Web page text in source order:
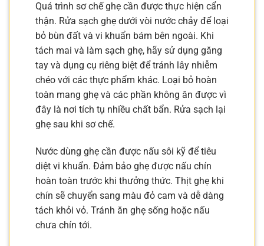
Quá trình sơ chế ghẹ cần được thực hiện cẩn
thận. Rửa sạch ghẹ dưới vòi nước chảy để loại
bỏ bùn đất và vi khuẩn bám bên ngoài. Khi
tách mai và làm sạch ghẹ, hãy sử dụng găng
tay và dụng cụ riêng biệt để tránh lây nhiễm
chéo với các thực phẩm khác. Loại bỏ hoàn
toàn mang ghẹ và các phần không ăn được vì
đây là nơi tích tụ nhiều chất bẩn. Rửa sạch lại
ghẹ sau khi sơ chế.
Nước dùng ghẹ cần được nấu sôi kỹ để tiêu
diệt vi khuẩn. Đảm bảo ghẹ được nấu chín
hoàn toàn trước khi thưởng thức. Thịt ghẹ khi
chín sẽ chuyển sang màu đỏ cam và dễ dàng
tách khỏi vỏ. Tránh ăn ghẹ sống hoặc nấu
chưa chín tới.